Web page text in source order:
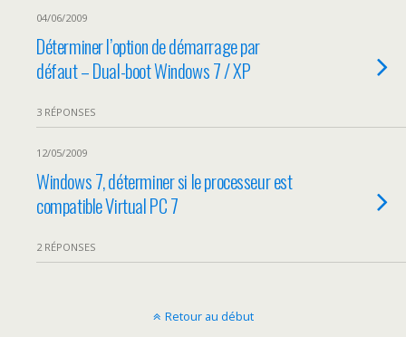
04/06/2009
Déterminer l’option de démarrage par
défaut – Dual-boot Windows 7 / XP
3 RÉPONSES
12/05/2009
Windows 7, déterminer si le processeur est
compatible Virtual PC 7
2 RÉPONSES
Retour au début